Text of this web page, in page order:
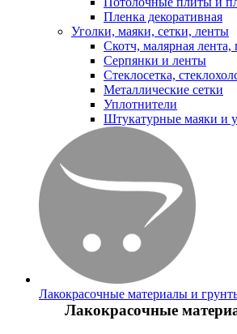
Пленка декоративная
Уголки, маяки, сетки, ленты
Скотч, малярная лента,
Серпянки и ленты
Стеклосетка,
Металлические сетки
Уплотнители
Штукатурные маяки и
Лакокрасочные материалы и
Лакокрасочные